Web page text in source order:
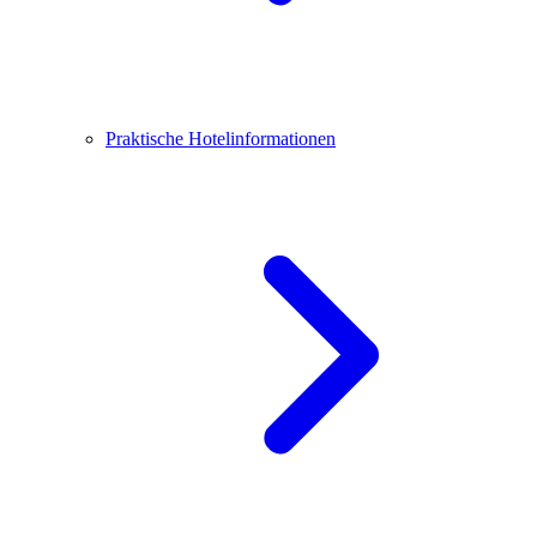
Praktische Hotelinformationen